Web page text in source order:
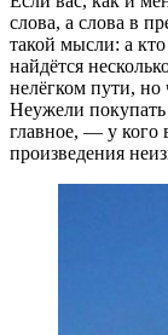
слова, а слова в
такой мысли: а
найдётся
нелёгком пути, но
Неужели покупать
главное, — у кого
произведения